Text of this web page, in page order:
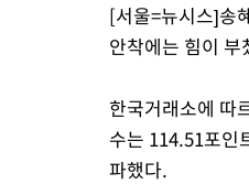
[서울=뉴시스]송
안착에는 힘이
한국거래소에 따
수는 114.51포인
파했다.